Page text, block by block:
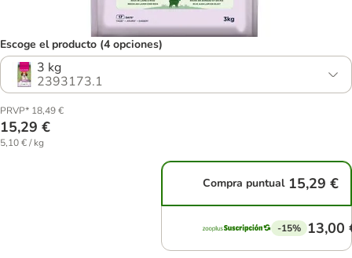
Escoge el producto (4 opciones)
3 kg
2393173.1
PRVP* 18,49 €
15,29 €
5,10 € / kg
Compra puntual 15,29 €
-15% 13,00